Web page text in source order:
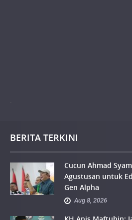
.
BERITA TERKINI
Cucun Ahmad
Agustusan untuk
Gen Alpha
Aug 8, 2026